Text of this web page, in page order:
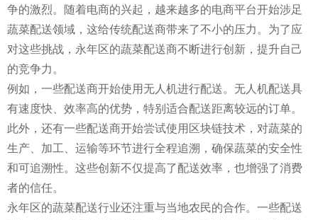
争的激烈。随着电商的兴起，越来越多的电商平台开始涉足
蔬菜配送领域，这给传统配送商带来了不小的压力。为了应
对这些挑战，永年区的蔬菜配送商不断进行创新，提升自己
的竞争力。
例如，一些配送商开始使用无人机进行配送。无人机配送具
有速度快、效率高的优势，特别适合配送距离较远的订单。
此外，还有一些配送商开始尝试使用区块链技术，对蔬菜的
生产、加工、运输等环节进行全程追溯，确保蔬菜的安全性
和可追溯性。这些创新不仅提高了配送效率，也增强了消费
者的信任。
永年区的蔬菜配送行业还注重与当地农民的合作。一些配送